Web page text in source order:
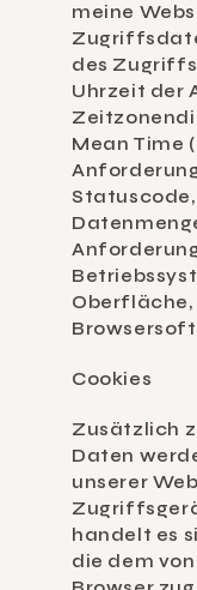
meine
des
Uhrzeit der
Mean Time
Oberfläche,
Cookies
Zusätzlich
Daten
unserer
handelt es
die dem